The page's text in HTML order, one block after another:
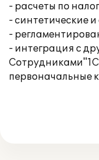
- расчеты по
- синтетические
-
- интеграция с
первоначальные